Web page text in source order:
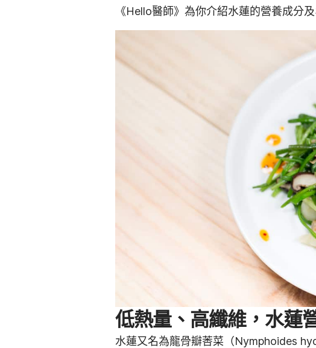
《Hello醫師》為你介紹水蓮的營養成分
低熱量、高纖維，水蓮
水蓮又名為龍骨瓣莕菜（Nymphoides